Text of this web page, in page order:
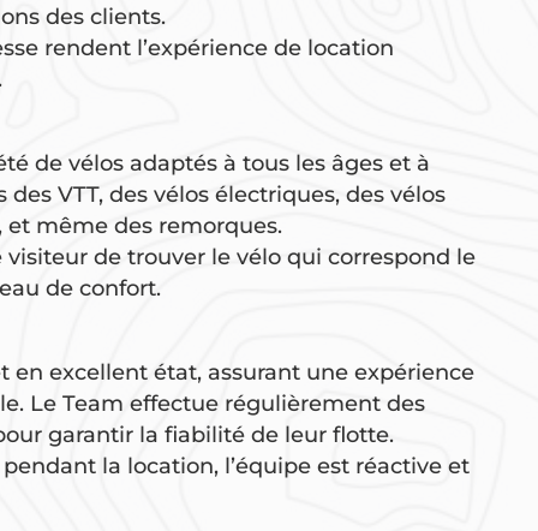
des clients.
rendent l’expérience de location
de vélos adaptés à tous les âges et à
VTT, des vélos électriques, des vélos
et même des remorques.
de trouver le vélo qui correspond le
de confort.
en excellent état, assurant une expérience
Le Team effectue régulièrement des
garantir la fiabilité de leur flotte.
la location, l’équipe est réactive et